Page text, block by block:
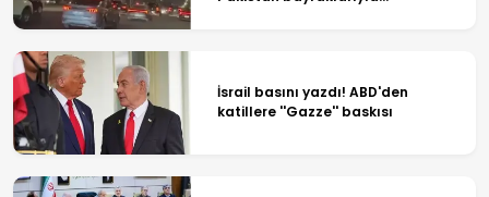
İsrail basını yazdı! ABD'den
katillere ''Gazze'' baskısı